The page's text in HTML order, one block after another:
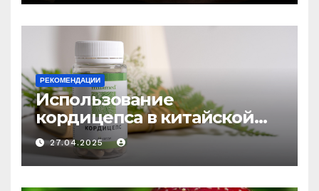
РЕКОМЕНДАЦИИ
Использование
кордицепса в китайской
медицине: природное
средство против усталости
и истощения
27.04.2025